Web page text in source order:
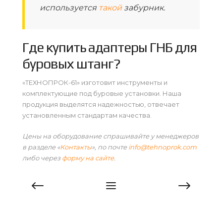
используется такойзабурник.
Где купить адаптеры ГНБ для
буровых штанг?
«ТЕХНОПРОК-61» изготовит инструменты и
комплектующие под буровые установки. Наша
продукция выделятся надежностью, отвечает
установленным стандартам качества.
Цены на оборудование спрашивайте у менеджеров
в разделе «Контакты», по почтеinfo@tehnoprok.com
либо черезформу на сайте.